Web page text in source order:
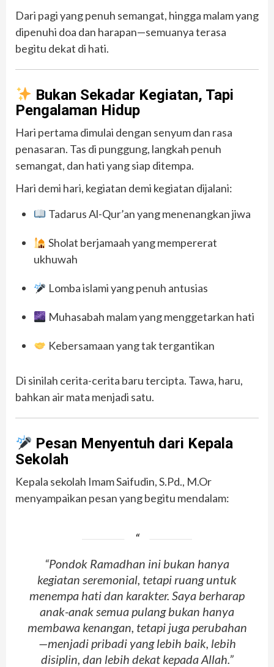
Dari pagi yang penuh semangat, hingga malam yang
dipenuhi doa dan harapan—semuanya terasa
begitu dekat di hati.
Bukan Sekadar Kegiatan, Tapi
Pengalaman Hidup
Hari pertama dimulai dengan senyum dan rasa
penasaran. Tas di punggung, langkah penuh
semangat, dan hati yang siap ditempa.
Hari demi hari, kegiatan demi kegiatan dijalani:
Tadarus Al-Qur’an yang menenangkan jiwa
Sholat berjamaah yang mempererat
ukhuwah
Lomba islami yang penuh antusias
Muhasabah malam yang menggetarkan hati
Kebersamaan yang tak tergantikan
Di sinilah cerita-cerita baru tercipta. Tawa, haru,
bahkan air mata menjadi satu.
Pesan Menyentuh dari Kepala
Sekolah
Kepala sekolah Imam Saifudin, S.Pd., M.Or
menyampaikan pesan yang begitu mendalam:
“Pondok Ramadhan ini bukan hanya
kegiatan seremonial, tetapi ruang untuk
menempa hati dan karakter. Saya berharap
anak-anak semua pulang bukan hanya
membawa kenangan, tetapi juga perubahan
—menjadi pribadi yang lebih baik, lebih
disiplin, dan lebih dekat kepada Allah.”